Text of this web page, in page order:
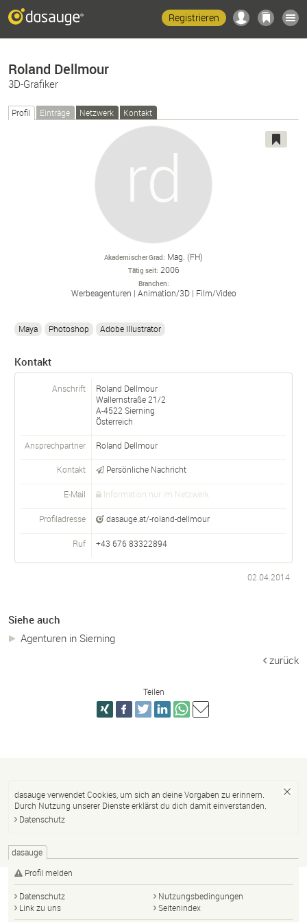
Registrieren
Roland Dellmour
3D-Grafiker
Profil Einträge Netzwerk Kontakt
Akademischer Grad Mag. (FH)
Tätig seit 2006
Branchen
Werbeagenturen Animation/3D Film/Video
Maya Photoshop Adobe Illustrator
Kontakt
Anschrift
Roland Dellmour
Wallernstraße 21/2
A-4522 Sierning
Österreich
Ansprechpartner Roland Dellmour
Kontakt Persönliche Nachricht
E-Mail Information nur im Netzwerk
Profiladresse dasauge.at/-roland-dellmour
Ruf +43 676 83322894
02.04.2014
Siehe auch
Agenturen in Sierning
zurück
Teilen
dasauge verwendet Cookies, um sich an deine Vorgaben zu erinnern.
Durch Nutzung unserer Dienste erklärst du dich damit einverstanden.
Datenschutz
dasauge
Profil melden
Datenschutz
Nutzungsbedingungen
Link zu uns
Seitenindex